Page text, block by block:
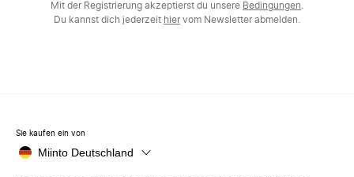
Mit der Registrierung akzeptierst du unsere Bedingungen
Du kannst dich jederzeit hiervom Newsletter abmelden.
Sie kaufen ein von
Miinto Deutschland